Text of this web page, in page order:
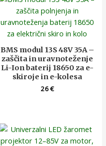
BMS modul 13S 48V 35A –
zaščita in uravnoteženje
Li-Ion baterij 18650 za e-
skiroje in e-kolesa
26€